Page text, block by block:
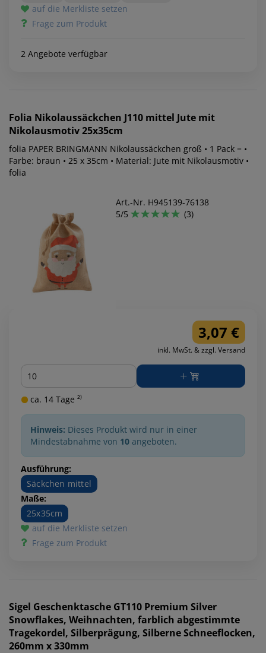
auf die Merkliste setzen
Frage zum Produkt
2 Angebote verfügbar
Folia Nikolaussäckchen J110 mittel Jute mit
Nikolausmotiv 25x35cm
folia PAPER BRINGMANN Nikolaussäckchen groß • 1 Pack = •
Farbe: braun • 25 x 35cm • Material: Jute mit Nikolausmotiv •
folia
Art.-Nr. H945139-76138
5/5
(3)
3,07 €
inkl. MwSt. & zzgl. Versand
Menge
ca. 14 Tage ²⁾
Hinweis: Dieses Produkt wird nur in einer
Mindestabnahme von 10 angeboten.
Ausführung:
Säckchen mittel
Maße:
25x35cm
auf die Merkliste setzen
Frage zum Produkt
Sigel Geschenktasche GT110 Premium Silver
Snowflakes, Weihnachten, farblich abgestimmte
Tragekordel, Silberprägung, Silberne Schneeflocken,
260mm x 330mm